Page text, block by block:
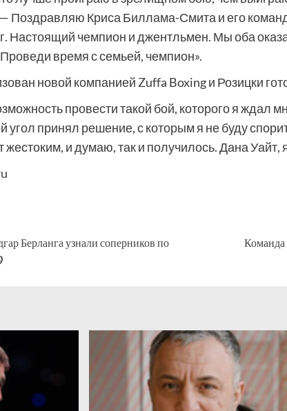
— Поздравляю Криса Биллама-Смита и его
Настоящий чемпион и джентльмен. Мы оба
время с семьей, чемпион».
новой компанией Zuffa Boxing и Розицки
провести такой бой, которого я ждал
угол принял решение, с которым я не буду
жестоким, и думаю, так и получилось. Дана
Берланга узнали соперников по
Команда